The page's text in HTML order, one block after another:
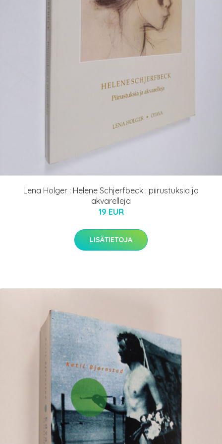
Lena Holger : Helene Schjerfbeck : piirustuksia ja
akvarelleja
19 EUR
LISÄTIETOJA